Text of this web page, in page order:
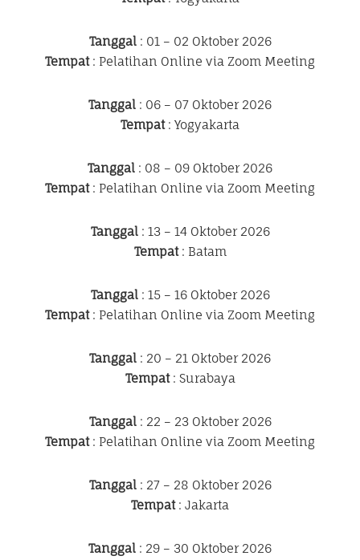
Tanggal: 01 – 02 Oktober 2026
Tempat: Pelatihan Online via Zoom Meeting
Tanggal : 06 – 07 Oktober 2026
Tempat: Yogyakarta
Tanggal : 08 – 09 Oktober 2026
Tempat: Pelatihan Online via Zoom Meeting
Tanggal: 13 – 14 Oktober 2026
Tempat: Batam
Tanggal: 15 – 16 Oktober 2026
Tempat: Pelatihan Online via Zoom Meeting
Tanggal : 20 – 21 Oktober 2026
Tempat: Surabaya
Tanggal: 22 – 23 Oktober 2026
Tempat: Pelatihan Online via Zoom Meeting
Tanggal: 27 – 28 Oktober 2026
Tempat: Jakarta
Tanggal : 29 – 30 Oktober 2026